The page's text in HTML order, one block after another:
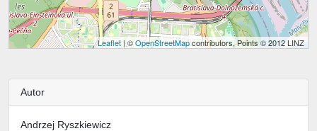
Leaflet | ©OpenStreetMapcontributors, Points © 2012 LINZ
Autor
Andrzej Ryszkiewicz